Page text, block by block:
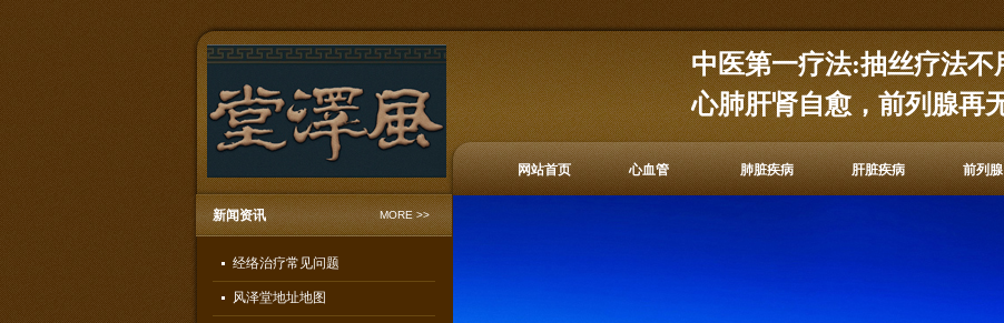
中医第一疗法:抽丝疗法不
心肺肝肾自愈，前列腺再
网站首页 心血管 肺脏疾病 肝脏疾病 前列腺
新闻资讯 MORE >>
经络治疗常见问题
风泽堂地址地图